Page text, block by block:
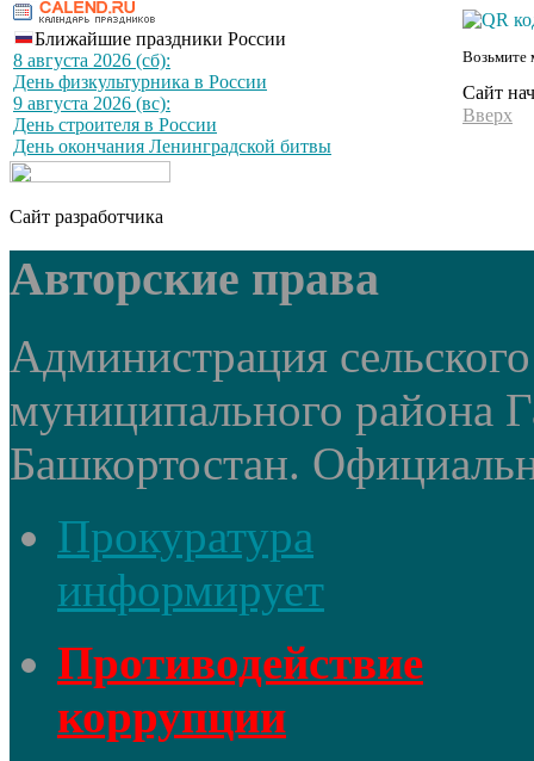
Ближайшие праздники России
8 августа 2026 (сб):
День физкультурника в России
9 августа 2026 (вс):
День строителя в России
День окончания Ленинградской битвы
Возьмите
Сайт
Вверх
Сайт разработчика
Авторские права
Администрация
муниципального района
Башкортостан.
Прокуратура
информирует
Противодействие
коррупции